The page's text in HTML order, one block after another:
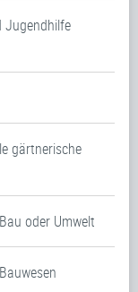
Jugendhilfe
gärtnerische
oder Umwelt